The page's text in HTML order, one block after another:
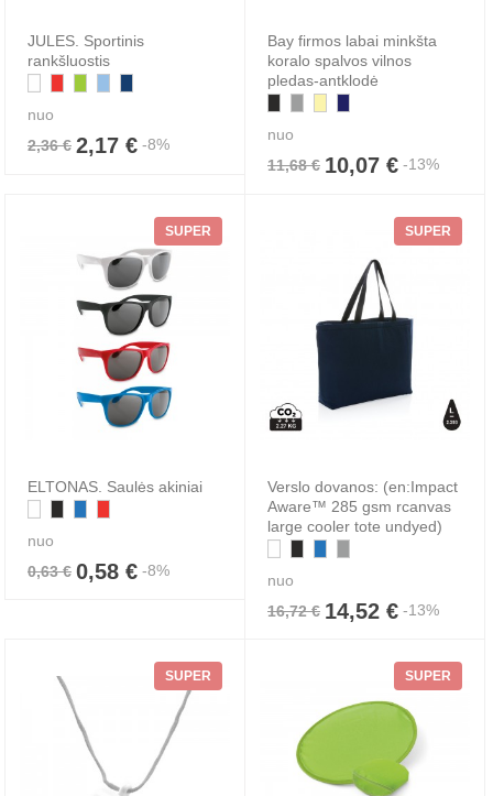
JULES. Sportinis
rankšluostis
nuo
2,36 € 2,17 € -8%
Bay firmos labai minkšta
koralo spalvos vilnos
pledas-antklodė
nuo
11,68 € 10,07 € -13%
SUPER
ELTONAS. Saulės akiniai
nuo
0,63 € 0,58 € -8%
SUPER
Verslo dovanos: (en:Impact
Aware™ 285 gsm rcanvas
large cooler tote undyed)
nuo
16,72 € 14,52 € -13%
SUPER SUPER